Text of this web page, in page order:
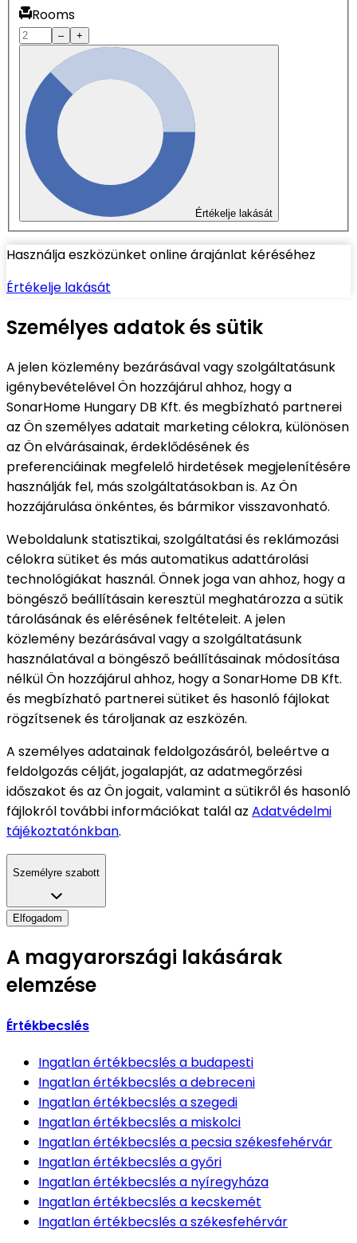
Rooms
– +
Értékelje lakását
Használja eszközünket online árajánlat kéréséhez
Értékelje lakását
Személyes adatok és sütik
A jelen közlemény bezárásával vagy szolgáltatásunk
igénybevételével Ön hozzájárul ahhoz, hogy a
SonarHome Hungary DB Kft. és megbízható partnerei
az Ön személyes adatait marketing célokra, különösen
az Ön elvárásainak, érdeklődésének és
preferenciáinak megfelelő hirdetések megjelenítésére
használják fel, más szolgáltatásokban is. Az Ön
hozzájárulása önkéntes, és bármikor visszavonható.
Weboldalunk statisztikai, szolgáltatási és reklámozási
célokra sütiket és más automatikus adattárolási
technológiákat használ. Önnek joga van ahhoz, hogy a
böngésző beállításain keresztül meghatározza a sütik
tárolásának és elérésének feltételeit. A jelen
közlemény bezárásával vagy a szolgáltatásunk
használatával a böngésző beállításainak módosítása
nélkül Ön hozzájárul ahhoz, hogy a SonarHome DB Kft.
és megbízható partnerei sütiket és hasonló fájlokat
rögzítsenek és tároljanak az eszközén.
A személyes adatainak feldolgozásáról, beleértve a
feldolgozás célját, jogalapját, az adatmegőrzési
időszakot és az Ön jogait, valamint a sütikről és hasonló
fájlokról további információkat talál az Adatvédelmi
tájékoztatónkban.
Személyre szabott
Elfogadom
A magyarországi lakásárak
elemzése
Értékbecslés
Ingatlan értékbecslésa budapesti
Ingatlan értékbecslésa debreceni
Ingatlan értékbecslésa szegedi
Ingatlan értékbecslésa miskolci
Ingatlan értékbecslésa pecsia székesfehérvár
Ingatlan értékbecslésa győri
Ingatlan értékbecslésa nyíregyháza
Ingatlan értékbecslésa kecskemét
Ingatlan értékbecslésa székesfehérvár